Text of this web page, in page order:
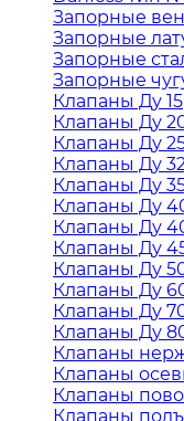
Запорные
Запорные
Запорные
Запорные
Клапаны Ду 15
Клапаны Ду
Клапаны Ду
Клапаны Ду
Клапаны Ду
Клапаны Ду
Клапаны Ду
Клапаны Ду
Клапаны Ду
Клапаны Ду
Клапаны Ду
Клапаны Ду
Клапаны
Клапаны
Клапаны
Клапаны